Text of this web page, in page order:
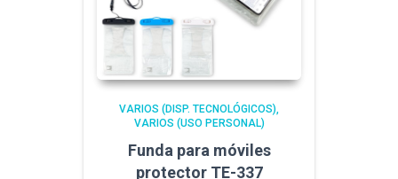
VARIOS (DISP. TECNOLÓGICOS)
VARIOS (USO PERSONAL)
Funda para móviles
protector TE-337